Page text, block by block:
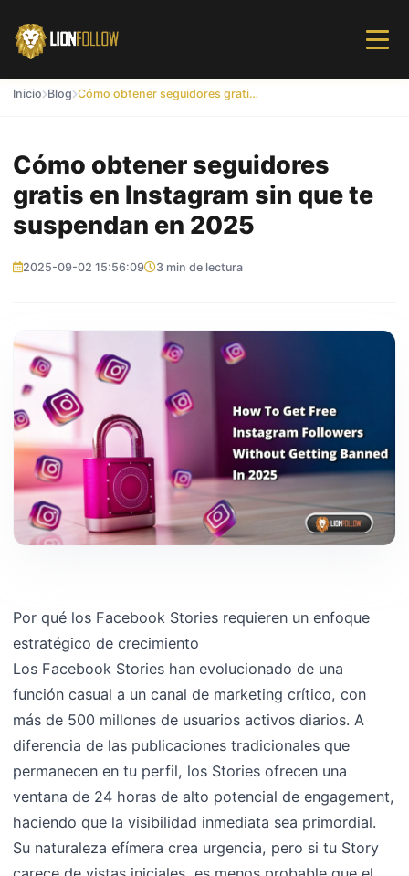
Inicio Blog Cómo obtener seguidores gratis en Instagram sin que te suspendan en 2025
Cómo obtener seguidores
gratis en Instagram sin que te
suspendan en 2025
2025-09-02 15:56:09 3 min de lectura
Por qué los Facebook Stories requieren un enfoque
estratégico de crecimiento
Los Facebook Stories han evolucionado de una
función casual a un canal de marketing crítico, con
más de 500 millones de usuarios activos diarios. A
diferencia de las publicaciones tradicionales que
permanecen en tu perfil, los Stories ofrecen una
ventana de 24 horas de alto potencial de engagement,
haciendo que la visibilidad inmediata sea primordial.
Su naturaleza efímera crea urgencia, pero si tu Story